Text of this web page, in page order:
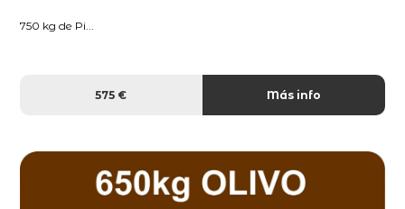
750 kg de Pi...
575 € Más info